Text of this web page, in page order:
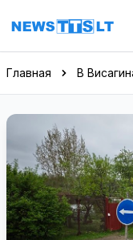
Перейти к
Главная В